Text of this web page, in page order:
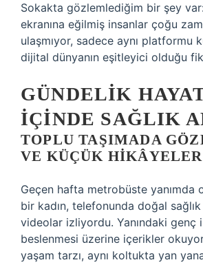
Sokakta gözlemlediğim bir şey
ekranına eğilmiş insanlar çoğu
ulaşmıyor, sadece aynı platformu
dijital dünyanın eşitleyici olduğu
GÜNDELIK
IÇINDE SAĞLIK
TOPLU TAŞIMADA
VE KÜÇÜK HIKÂYELER
Geçen hafta metrobüste yanımda
bir kadın, telefonunda doğal
videolar izliyordu. Yanındaki genç
beslenmesi üzerine içerikler
yaşam tarzı, aynı koltukta yan